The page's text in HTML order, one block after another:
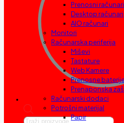
Products
Prenosni računari
Desktop računari
AIO računari
Monitori
Računarska periferija
Miševi
Tastature
Web Kamere
Prenosne
Prenaponska
Računarski dodaci
Potrošni materijal
Papir